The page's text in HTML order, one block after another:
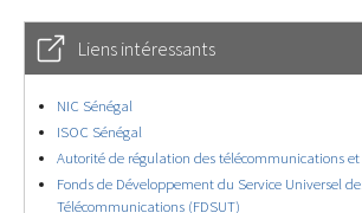
Liens intéressants
NIC Sénégal
ISOC Sénégal
Autorité de régulation des télécommunications et
Fonds de Développement du Service Universel
Télécommunications (FDSUT)